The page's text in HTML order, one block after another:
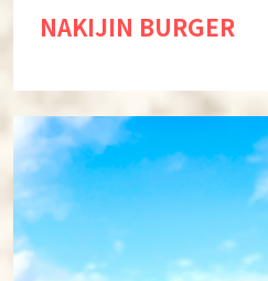
NAKIJIN BURGER